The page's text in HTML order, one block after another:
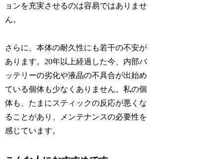
ョンを充実させるのは容易ではありませ
ん。
さらに、本体の耐久性にも若干の不安が
あります。20年以上経過した今、内部バ
ッテリーの劣化や液晶の不具合が出始め
ている個体も少なくありません。私の個
体も、たまにスティックの反応が悪くな
ることがあり、メンテナンスの必要性を
感じています。